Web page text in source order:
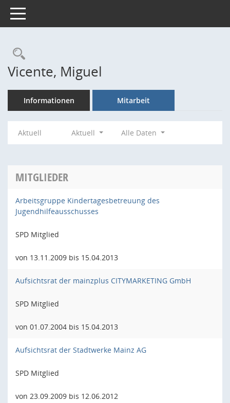
Toggle navigation
Rechercheauswahl
Vicente, Miguel
Informationen Mitarbeit
Aktuell Aktuell Alle Daten
MITGLIEDER
Arbeitsgruppe Kindertagesbetreuung des
Jugendhilfeausschusses
SPD Mitglied
von 13.11.2009 bis 15.04.2013
Aufsichtsrat der mainzplus CITYMARKETING GmbH
SPD Mitglied
von 01.07.2004 bis 15.04.2013
Aufsichtsrat der Stadtwerke Mainz AG
SPD Mitglied
von 23.09.2009 bis 12.06.2012